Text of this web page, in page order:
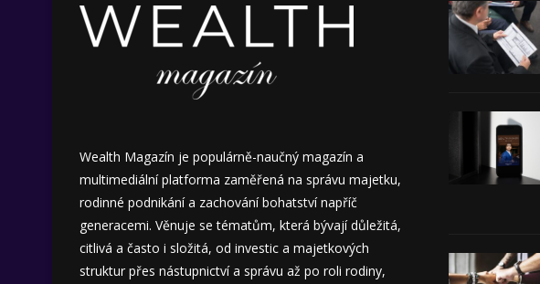
Wealth Magazín je populárně-naučný magazín a
multimediální platforma zaměřená na správu majetku,
rodinné podnikání a zachování bohatství napříč
generacemi. Věnuje se tématům, která bývají důležitá,
citlivá a často i složitá, od investic a majetkových
struktur přes nástupnictví a správu až po roli rodiny,